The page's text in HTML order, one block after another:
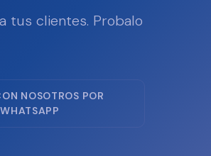
tus clientes. Probalo
NOSOTROS POR
WHATSAPP